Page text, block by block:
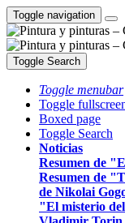
Toggle navigation
Toggle Search
Toggle menubar
Toggle
Boxed page
Toggle Search
Noticias
Resumen de
Resumen de
de Nikolai
"El misterio